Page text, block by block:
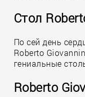
Стол
По сей день
Roberto
гениальные
Roberto